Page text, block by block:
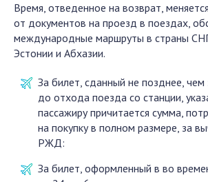
Время, отведенное на возврат,
от документов на проезд в поездах,
международные маршруты в страны
Эстонии и Абхазии.
За билет, сданный не позднее, чем
до отхода поезда со станции,
пассажиру причитается сумма,
на покупку в полном размере, за
РЖД:
За билет, оформленный в во